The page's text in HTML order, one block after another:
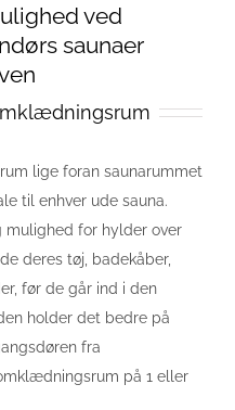
ved
saunaer
lige foran saunarummet
til enhver ude sauna.
for hylder over
deres tøj, badekåber,
før de går ind i den
holder det bedre på
fra
på 1 eller